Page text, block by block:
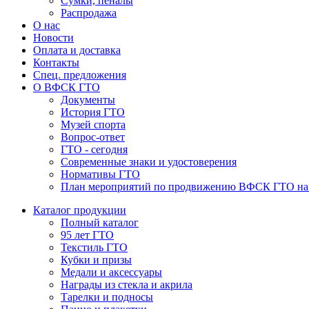
Распродажа
О нас
Новости
Оплата и доставка
Контакты
Спец. предложения
О ВФСК ГТО
Документы
История ГТО
Музей спорта
Вопрос-ответ
ГТО - сегодня
Современные знаки и удостоверения
Нормативы ГТО
План мероприятий по продвижению ВФСК ГТО на
Каталог продукции
Полный каталог
95 лет ГТО
Текстиль ГТО
Кубки и призы
Медали и аксессуары
Награды из стекла и акрила
Тарелки и подносы